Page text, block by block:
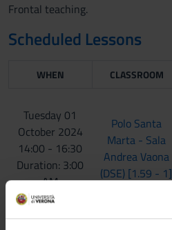
Frontal teaching.
Scheduled Lessons
WHEN CLASSROOM
Tuesday 01
October 2024
14:00 - 16:30
Duration: 3:00
AM
Polo Santa
Marta - Sala
Andrea Vaona
(DSE) [1.59 - 1]